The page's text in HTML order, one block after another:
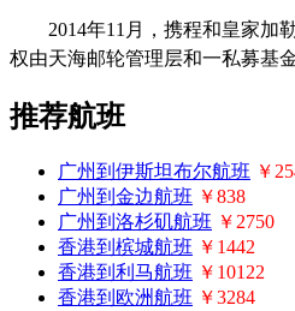
2014年11 月，携程和皇家加
权由天海邮轮管理层和一私募基
推荐航班
广州到伊斯坦布尔航班 ￥
广州到金边航班 ￥838
广州到洛杉矶航班 ￥2750
香港到槟城航班 ￥1442
香港到利马航班 ￥10122
香港到欧洲航班 ￥3284